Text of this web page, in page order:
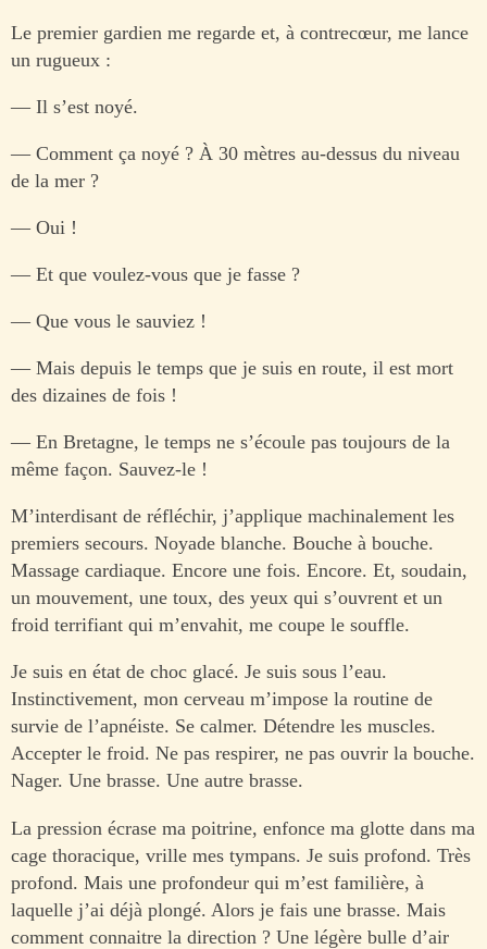
Le premier gardien me regarde et, à contrecœur, me lance
un rugueux :
— Il s’est noyé.
— Comment ça noyé ? À 30 mètres au-dessus du niveau
de la mer ?
— Oui !
— Et que voulez-vous que je fasse ?
— Que vous le sauviez !
— Mais depuis le temps que je suis en route, il est mort
des dizaines de fois !
— En Bretagne, le temps ne s’écoule pas toujours de la
même façon. Sauvez-le !
M’interdisant de réfléchir, j’applique machinalement les
premiers secours. Noyade blanche. Bouche à bouche.
Massage cardiaque. Encore une fois. Encore. Et, soudain,
un mouvement, une toux, des yeux qui s’ouvrent et un
froid terrifiant qui m’envahit, me coupe le souffle.
Je suis en état de choc glacé. Je suis sous l’eau.
Instinctivement, mon cerveau m’impose la routine de
survie de l’apnéiste. Se calmer. Détendre les muscles.
Accepter le froid. Ne pas respirer, ne pas ouvrir la bouche.
Nager. Une brasse. Une autre brasse.
La pression écrase ma poitrine, enfonce ma glotte dans ma
cage thoracique, vrille mes tympans. Je suis profond. Très
profond. Mais une profondeur qui m’est familière, à
laquelle j’ai déjà plongé. Alors je fais une brasse. Mais
comment connaitre la direction ? Une légère bulle d’air